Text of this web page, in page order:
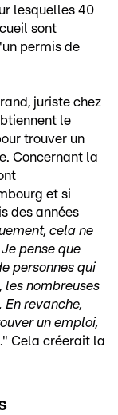
lesquelles 40
sont
permis de
juriste chez
le
trouver un
Concernant la
et si
des années
cela ne
pense que
personnes qui
les nombreuses
revanche,
un emploi,
." Cela créerait la